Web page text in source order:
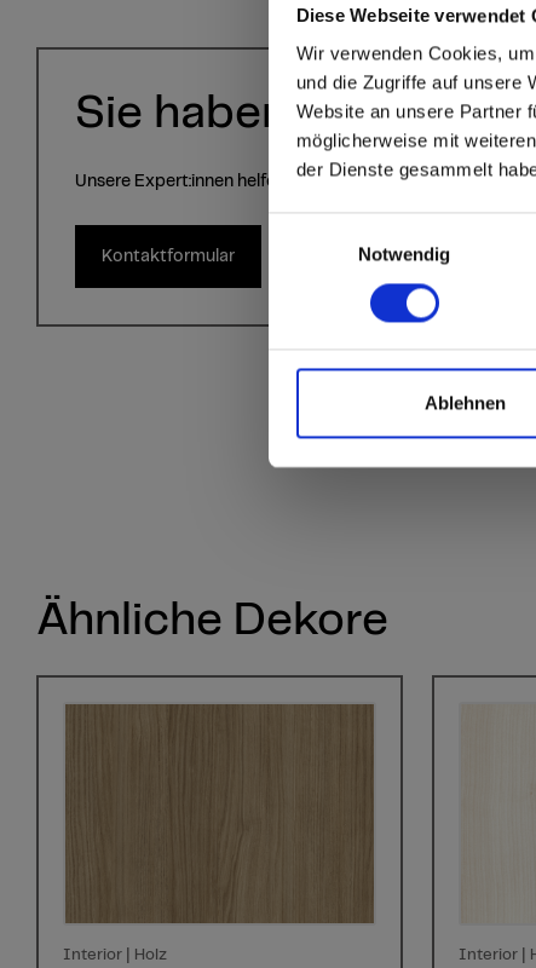
Diese Webseite verwendet
Wir verwenden Cookies,
und die Zugriffe auf unsere
Website an unsere Partner
möglicherweise mit
der Dienste gesammelt
Notwendig
Ablehnen
sr.modal is not
Are
Go to the
and the rest of the
Click here to go
Sie haben Fragen?
Unsere Expert:innen helfen Ihnen gerne weiter!
Kontaktformular
Ähnliche Dekore
Interior | Holz Interior |